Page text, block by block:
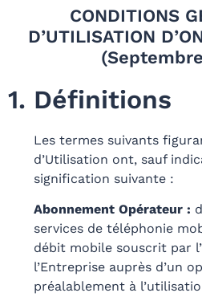
Ressources
Qui sommes nous ?
FR EN
Se connecter S’inscrire
CONDITIONS
D’UTILISATION
1. Définitions
Les termes suivants
d’Utilisation ont, sauf
signification suivante :
Abonnement Opérateur :
services de téléphonie
débit mobile souscrit par
l’Entreprise auprès d’un
préalablement à